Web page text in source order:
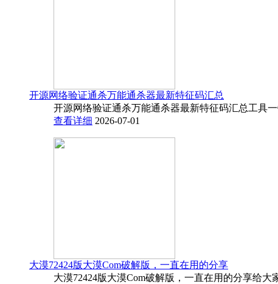
开源网络验证通杀万能通杀器最新特征码汇总
开源网络验证通杀万能通杀器最新特征码汇总工具
查看详细 2026-07-01
大漠72424版大漠Com破解版，一直在用的分享
大漠72424版大漠Com破解版，一直在用的分享给